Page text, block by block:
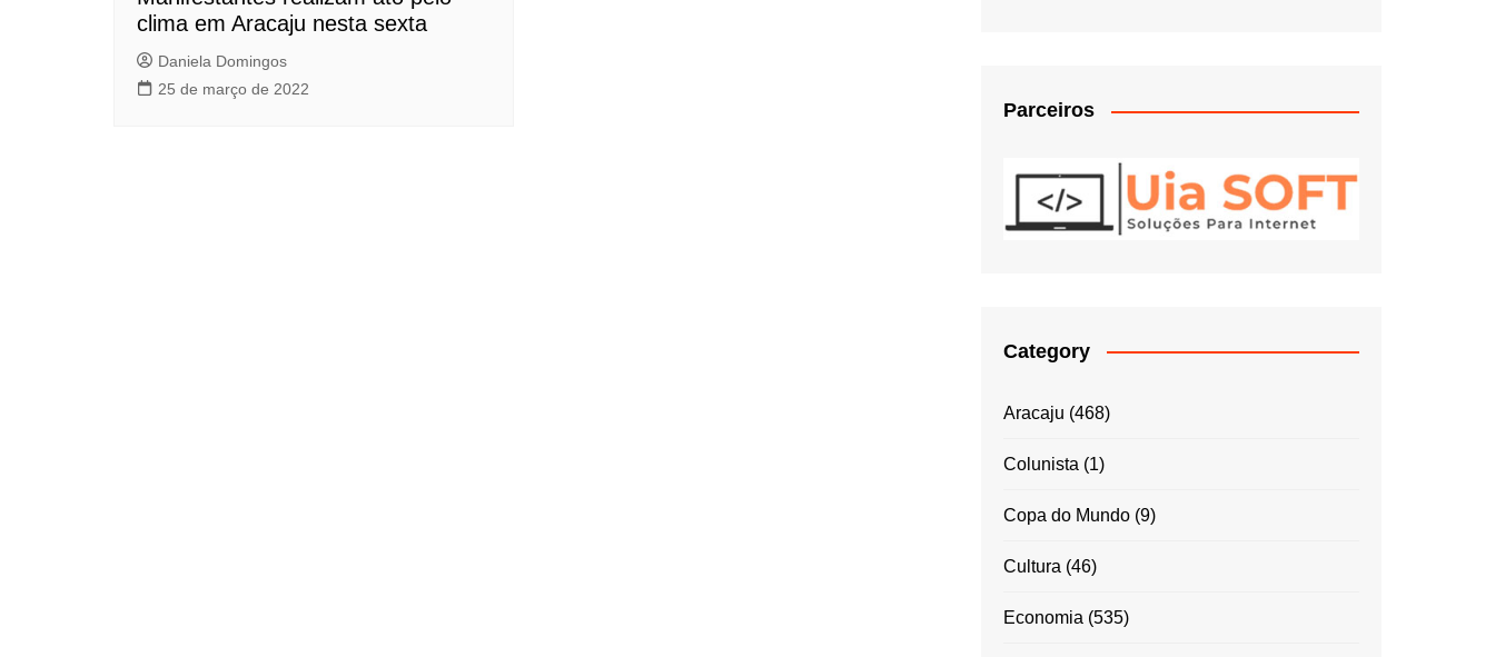
clima em Aracaju nesta sexta
Daniela Domingos
25 de março de 2022
Parceiros
Category
Aracaju (468)
Colunista (1)
Copa do Mundo (9)
Cultura (46)
Economia (535)